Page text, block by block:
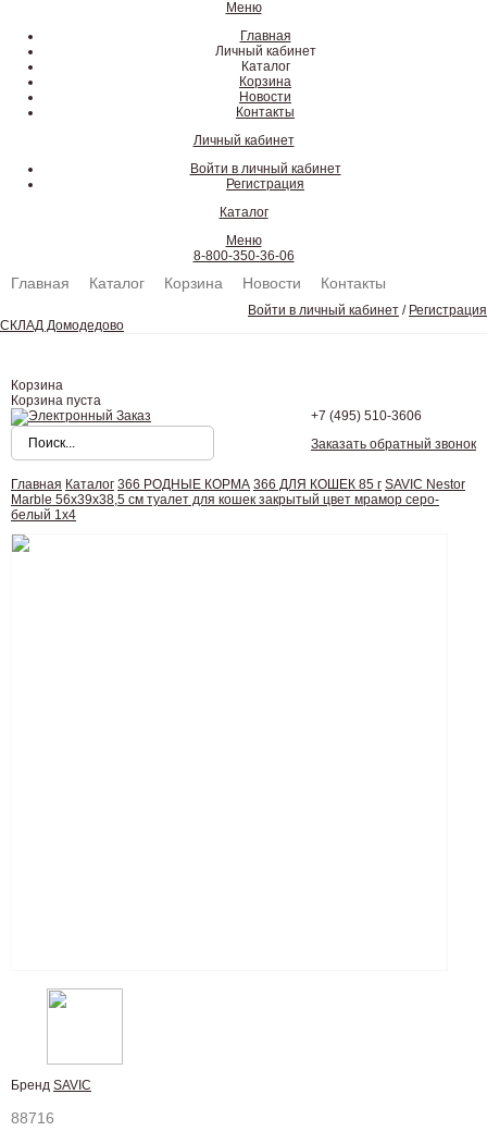
Меню
Главная
Личный кабинет
Каталог
Корзина
Новости
Контакты
Личный кабинет
Войти в личный кабинет
Регистрация
Каталог
Меню
8-800-350-36-06
Главная Каталог Корзина Новости Контакты
Войти в личный кабинет / Регистрация
СКЛАД Домодедово
Корзина
Корзина пуста
+7 (495) 510-3606
Заказать обратный звонок
Главная Каталог 366 РОДНЫЕ КОРМА 366 ДЛЯ КОШЕК 85 г SAVIC Nestor
Marble 56х39х38,5 см туалет для кошек закрытый цвет мрамор серо-
белый 1х4
Бренд SAVIC
88716